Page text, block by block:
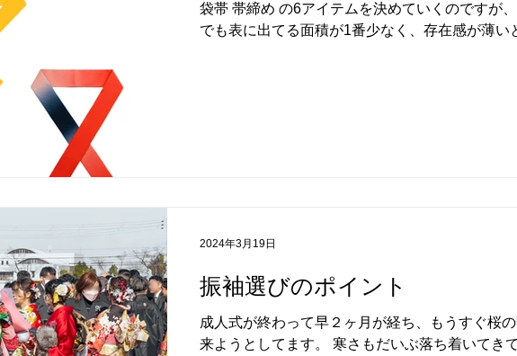
袋帯 帯締め の6アイテムを決めていくのですが
でも表に出てる面積が1番少なく、存在感が薄い
振袖選びのポイント
成人式が終わって早２ヶ月が経ち、もうすぐ桜
来ようとしてます。 寒さもだいぶ落ち着いてき
2024年3月19日